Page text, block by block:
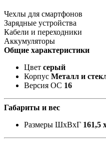
Чехлы для смартфонов
Зарядные устройства
Кабели и переходники
Аккумуляторы
Общие характеристики
Цвет серый
Корпус Металл и
Версия ОС 16
Габариты и вес
Размеры ШxВxГ 161,5